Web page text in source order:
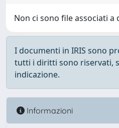
Non ci sono file associati
I documenti in IRIS sono
tutti i diritti sono riservati,
indicazione.
Informazioni